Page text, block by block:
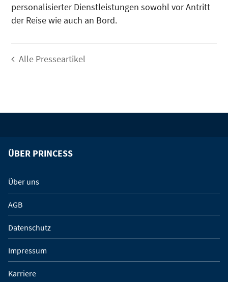
personalisierter Dienstleistungen sowohl vor Antritt
der Reise wie auch an Bord.
Alle Presseartikel
ÜBER PRINCESS
Über uns
AGB
Datenschutz
Impressum
Karriere